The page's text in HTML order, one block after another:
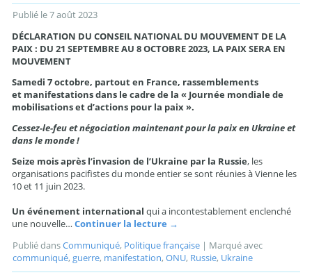
Publié le7 août 2023
DÉCLARATION DU CONSEIL NATIONAL DU MOUVEMENT DE LA
PAIX : DU 21 SEPTEMBRE AU 8 OCTOBRE 2023, LA PAIX SERA EN
MOUVEMENT
Samedi 7 octobre, partout en France, rassemblements
et manifestations dans le cadre de la « Journée mondiale de
mobilisations et d’actions pour la paix ».
Cessez-le-feu et négociation maintenant pour la paix en Ukraine et
dans le monde !
Seize mois après l’invasion de l’Ukraine par la Russie, les
organisations pacifistes du monde entier se sont réunies à Vienne les
10 et 11 juin 2023.
Un événement internationalqui a incontestablement enclenché
une nouvelle…Continuer la lecture →
Publié dansCommuniqué, Politique française | Marqué avec
communiqué, guerre, manifestation,ONU, Russie, Ukraine